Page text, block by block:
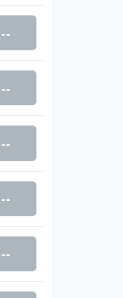
--
--
--
--
--